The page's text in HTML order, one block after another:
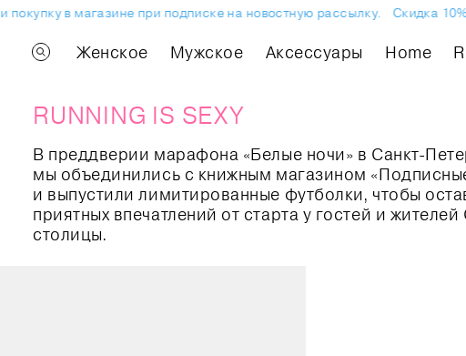
в магазине при подписке на новостную рассылку. Скидка 10%
Женское Мужское Аксессуары Home
RUNNING IS SEXY
В преддверии марафона «Белые ночи» в Санкт-
мы объединились с книжным магазином
и выпустили лимитированные футболки, чтобы
приятных впечатлений от старта у гостей и
столицы.